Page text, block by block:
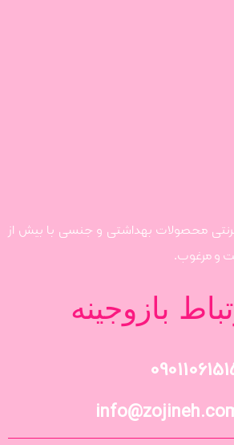
محصولات بهداشتی و جنسی با بیش از
بازوجینه